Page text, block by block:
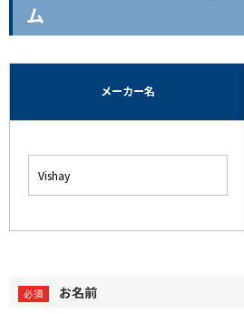
ム
メーカー名
お名前